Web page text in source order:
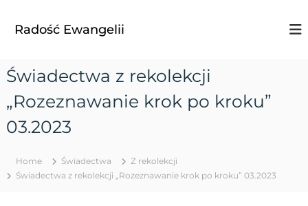
Radość Ewangelii
Świadectwa z rekolekcji
„Rozeznawanie krok po kroku”
03.2023
Home Świadectwa
Z rekolekcji
Świadectwa z rekolekcji „Rozeznawanie krok po kroku” 03.2023